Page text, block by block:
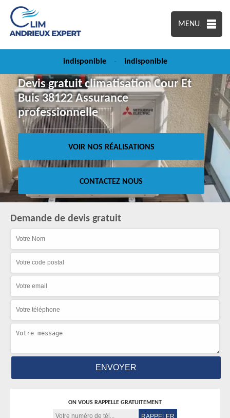
MENU
indisponible - indisponible
Devis gratuit climatisation Cour Et
Buis 38122 Assurance
professionnelle
VOIR NOS RÉALISATIONS
CONTACTEZ NOUS
Demande de devis gratuit
ON VOUS RAPPELLE GRATUITEMENT